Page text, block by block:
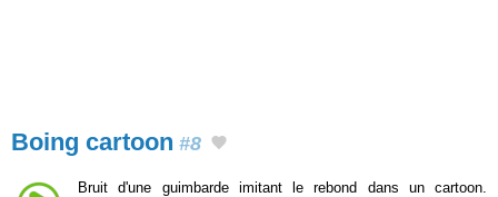
Boing cartoon #8
Bruit d'une guimbarde imitant le rebond dans un cartoon.